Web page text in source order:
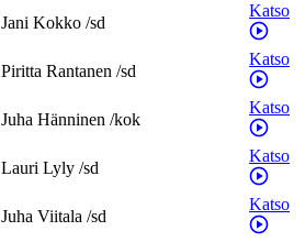
Jani Kokko /sd
Katso
Piritta Rantanen /sd
Katso
Juha Hänninen /kok
Katso
Lauri Lyly /sd
Katso
Juha Viitala /sd
Katso